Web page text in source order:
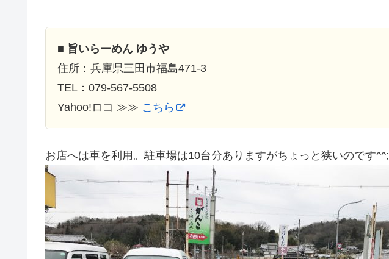
■ 旨いらーめん ゆうや
住所：兵庫県三田市福島471-3
TEL：079-567-5508
Yahoo!ロコ ≫≫ こちら
お店へは車を利用。駐車場は10台分ありますがちょっと狭いのです^^;